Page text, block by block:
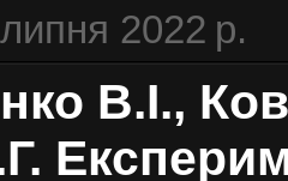
2022 р.
В.І.,